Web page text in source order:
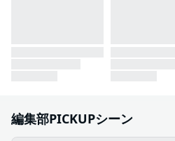
編集部PICKUPシーン